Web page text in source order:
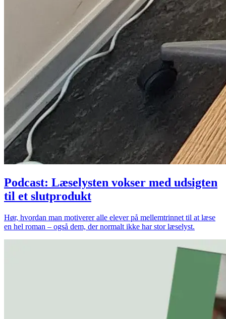
Podcast: Læselysten vokser med udsigten
til et slutprodukt
Hør, hvordan man motiverer alle elever på mellemtrinnet til at læse
en hel roman – også dem, der normalt ikke har stor læselyst.